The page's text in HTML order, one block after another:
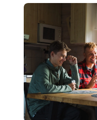
Majoitus Ylläksellä